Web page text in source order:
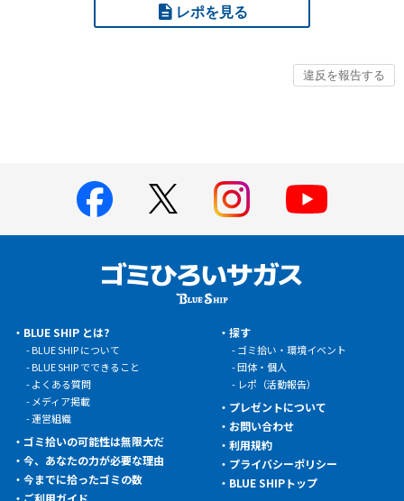
レポを見る
BLUE SHIP とは?
BLUE SHIP について
BLUE SHIP でできること
よくある質問
メディア掲載
運営組織
ゴミ拾いの可能性は無限大だ
今、あなたの力が必要な理由
今までに拾ったゴミの数
探す
ゴミ拾い・環境イベント
団体・個人
レポ（活動報告）
プレゼントについて
お問い合わせ
利用規約
プライバシーポリシー
BLUE SHIPトップ